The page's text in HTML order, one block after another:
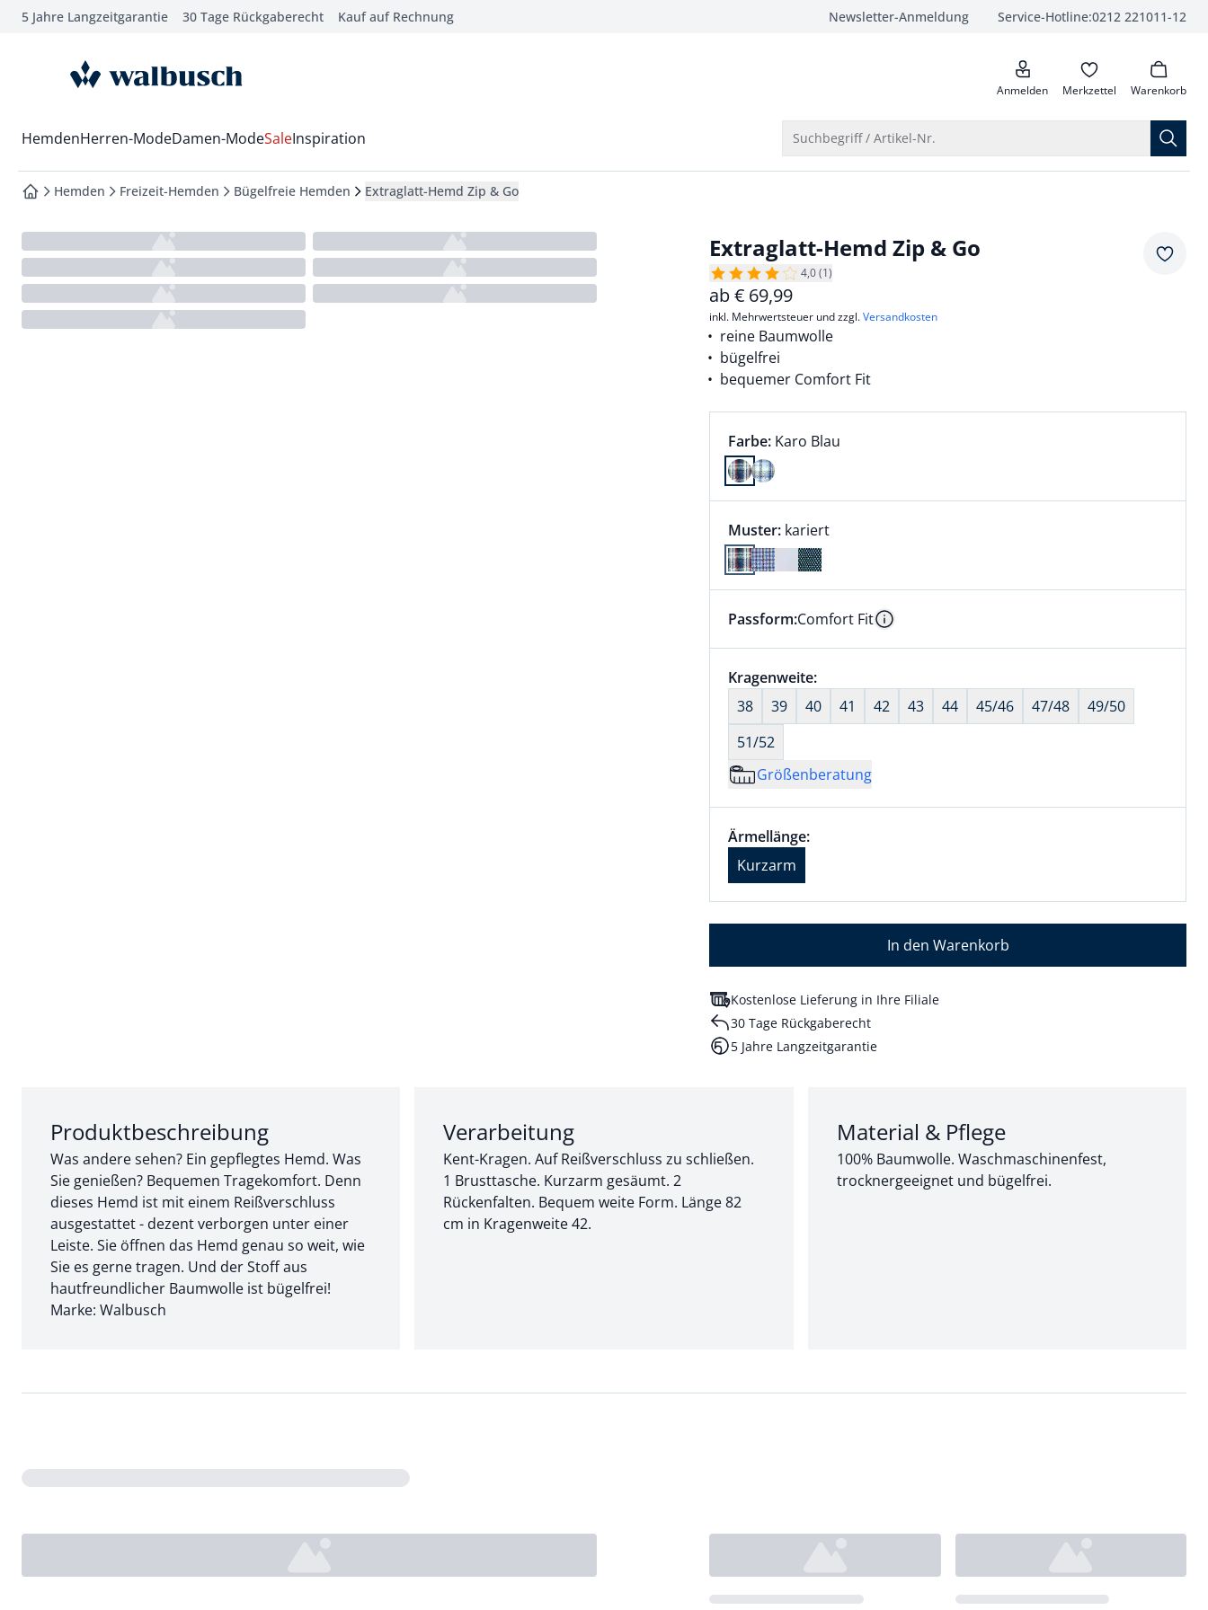
springen
springen
springen
5 Jahre Langzeitgarantie 30 Tage Rückgaberecht Kauf auf Rechnung Newsletter-Anmeldung Service-Hotline:0212 221011-12
anrufen
zur Startseite Anmelden Merkzettel Warenkorb
Wechsel in das Menü mit Pfeil-Runter Taste
HemdenHerren-ModeDamen-ModeSaleInspiration Suchbegriff / Artikel-Nr.
zur Startseite
Hemden Freizeit-Hemden Bügelfreie Hemden Extraglatt-Hemd Zip & Go
Extraglatt-Hemd Zip & Go
4,0 (1)
ab€ 69,99
inkl. Mehrwertsteuer und zzgl.Versandkosten
reine Baumwolle
bügelfrei
bequemer Comfort Fit
Farbauswahl:
Farbe: aktuell ausgewählt:
Karo Blau
Farbe Karo Blau ausgewählt
Muster: kariert
Dieser Artikel hat die Passform Comfort Fit. für Informationen zu
Passform:Comfort Fit Information
Größenauswahl:
Kragenweite:nichts ausgewählt
38
39 40 41 42 43 44 45/46 47/48
49/50
51/52
Größenberatung
Größenauswahl:
Ärmellänge:
Ärmellänge Kurzarm ausgewählt
Kurzarm
In den Warenkorb
Kostenlose Lieferung in Ihre Filiale
30 Tage Rückgaberecht
5 Jahre Langzeitgarantie
Abschnitt 1 von 3:
Produktbeschreibung
Was andere sehen? Ein gepflegtes Hemd. Was
Sie genießen? Bequemen Tragekomfort. Denn
dieses Hemd ist mit einem Reißverschluss
ausgestattet - dezent verborgen unter einer
Leiste. Sie öffnen das Hemd genau so weit, wie
Sie es gerne tragen. Und der Stoff aus
hautfreundlicher Baumwolle ist bügelfrei!
Marke: Walbusch
Abschnitt 2 von 3:
Verarbeitung
Kent-Kragen. Auf Reißverschluss zu schließen.
1 Brusttasche. Kurzarm gesäumt. 2
Rückenfalten. Bequem weite Form. Länge 82
cm in Kragenweite 42.
Abschnitt 3 von 3:
Material & Pflege
100% Baumwolle. Waschmaschinenfest,
trocknergeeignet und bügelfrei.